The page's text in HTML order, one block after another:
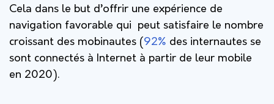
Cela dans le but d’offrir une expérience de
navigation favorable qui peut satisfaire le nombre
croissant des mobinautes (92% des internautes se
sont connectés à Internet à partir de leur mobile
en 2020).